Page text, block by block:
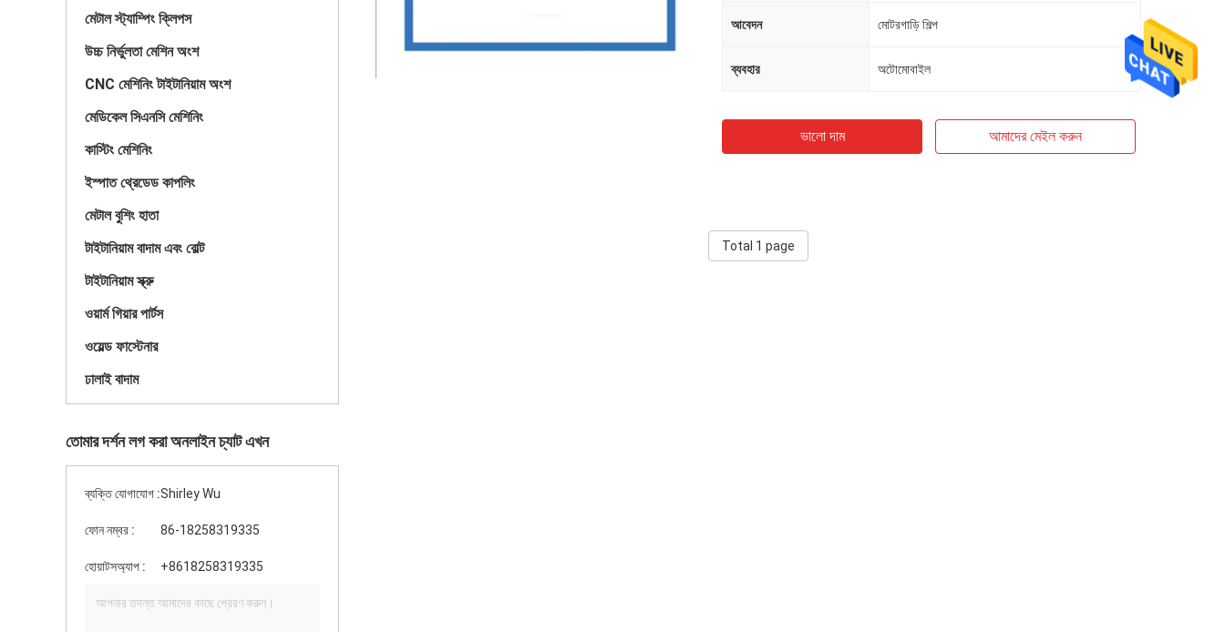
মেটাল স্ট্যাম্পিং ক্লিপস
উচ্চ নির্ভুলতা মেশিন অংশ
CNC মেশিনিং টাইটানিয়াম অংশ
মেডিকেল সিএনসি মেশিনিং
কাস্টিং মেশিনিং
ইস্পাত থ্রেডেড কাপলিং
মেটাল বুশিং হাতা
টাইটানিয়াম বাদাম এবং বোল্ট
টাইটানিয়াম স্ক্রু
ওয়ার্ম গিয়ার পার্টস
ওয়েল্ড ফাস্টেনার
ঢালাই বাদাম
তোমার দর্শন লগ করা অনলাইন চ্যাট এখন
ব্যক্তি যোগাযোগ :Shirley Wu
ফোন নম্বর : 86-18258319335
হোয়াটসঅ্যাপ : +8618258319335
আবেদন মোটরগাড়ি শিল্প
ব্যবহার অটোমোবাইল
ভালো দাম আমাদের মেইল ​​করুন
Total 1 page